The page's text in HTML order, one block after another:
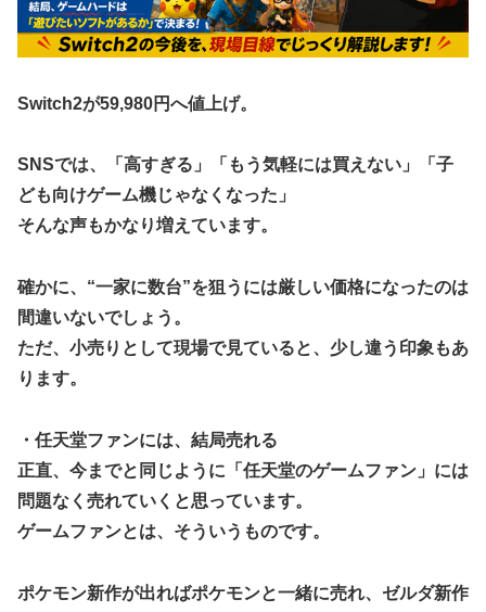
【転生賢者の異世界ライフ】 第8話 感想 討伐じゃなくて生
態系破壊（定期【第二の職業を得て、世界最強になりまし
氷色のすずか！！ 第30話
も助けてくださるかも
ダウンード版買うやつの特徴「50％OFFが購入最低ライ
ン」
【艦これ】ママッチャーウサギ 他
【艦これ】阿賀野姉妹水着mode並べ 他
みい山『そもそも作品自体が糞つまらない』と叩かれだすｗ
マジで「女しか」使わない言葉ｗｗｗｗｗｗｗｗｗｗｗｗｗ
ｗｗｗｗｗｗｗｗｗｗｗｗｗｗ
【動画】メガネデブ、めちゃスムーズに無銭飲食してしまう
ｗｗｗｗ
周囲に暴露していて気持ち悪すぎた
Switch2が59,980円へ値上げ。
SNSでは、「高すぎる」「もう気軽には買えない」「子
ども向けゲーム機じゃなくなった」
そんな声もかなり増えています。
確かに、“一家に数台”を狙うには厳しい価格になったのは
間違いないでしょう。
ただ、小売りとして現場で見ていると、少し違う印象もあ
ります。
・任天堂ファンには、結局売れる
正直、今までと同じように「任天堂のゲームファン」には
問題なく売れていくと思っています。
ゲームファンとは、そういうものです。
ポケモン新作が出ればポケモンと一緒に売れ、ゼルダ新作